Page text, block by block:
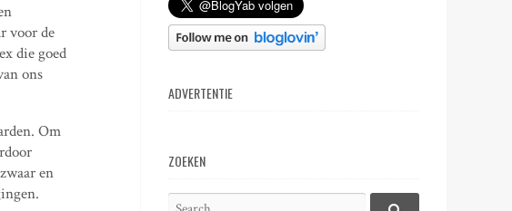
voor de
die goed
ons
Om
en
ADVERTENTIE
ZOEKEN